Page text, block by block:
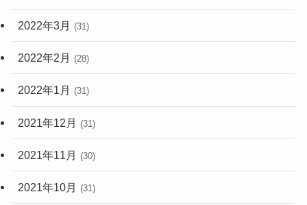
2022年3月 (31)
2022年2月 (28)
2022年1月 (31)
2021年12月 (31)
2021年11月 (30)
2021年10月 (31)